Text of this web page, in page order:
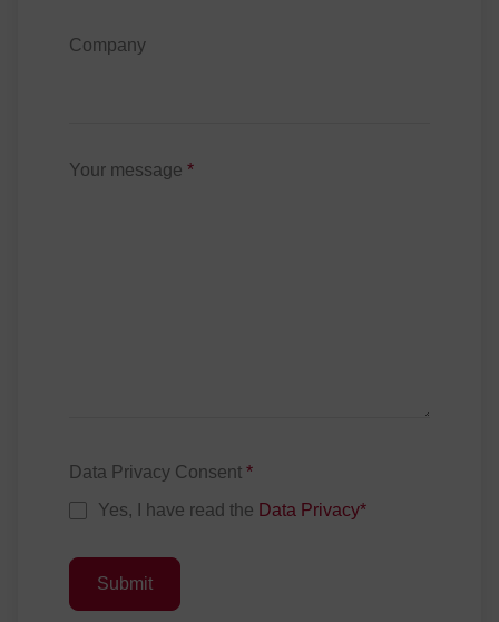
Company
Your message*
Data Privacy Consent*
Yes, I have read the Data Privacy*
Submit